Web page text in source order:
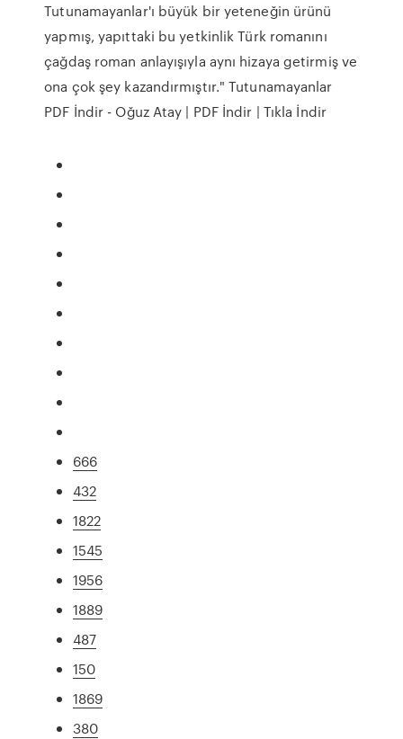
Tutunamayanlar'ı büyük bir yeteneğin ürünü
yapmış, yapıttaki bu yetkinlik Türk romanını
çağdaş roman anlayışıyla aynı hizaya getirmiş ve
ona çok şey kazandırmıştır." Tutunamayanlar
PDF İndir - Oğuz Atay | PDF İndir | Tıkla İndir
666
432
1822
1545
1956
1889
487
150
1869
380